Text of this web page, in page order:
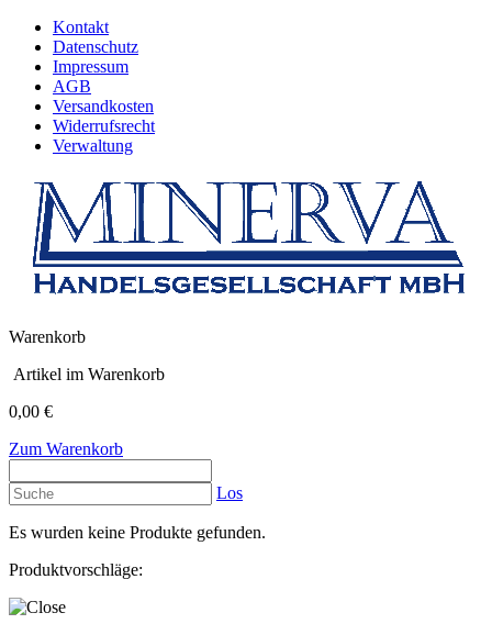
Kontakt
Datenschutz
Impressum
AGB
Versandkosten
Widerrufsrecht
Verwaltung
Warenkorb
Artikel im Warenkorb
0,00 €
Zum Warenkorb
Los
Es wurden keine Produkte gefunden.
Produktvorschläge: